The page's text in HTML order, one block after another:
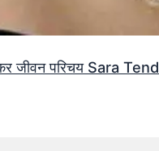
जीवन परिचय Sara